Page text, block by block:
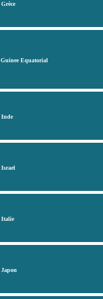
Grèce
Guinee Equatorial
Inde
Israel
Italie
Japon